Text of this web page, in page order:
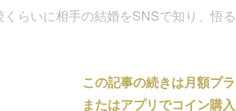
くらいに相手の結婚をSNSで知り、悟
この記事の続きは月額プラ
またはアプリでコイン購